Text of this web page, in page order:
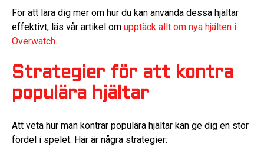
För att lära dig mer om hur du kan använda dessa hjältar
effektivt, läs vår artikel om upptäck allt om nya hjälten i
Overwatch.
Strategier för att kontra
populära hjältar
Att veta hur man kontrar populära hjältar kan ge dig en stor
fördel i spelet. Här är några strategier: